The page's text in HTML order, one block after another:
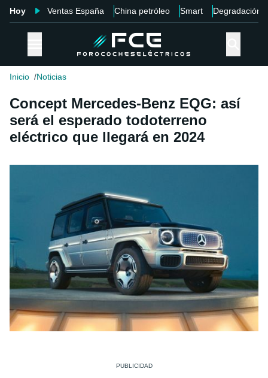
Hoy Ventas España China petróleo Smart Degradación
Inicio Noticias
Concept Mercedes-Benz EQG: así
será el esperado todoterreno
eléctrico que llegará en 2024